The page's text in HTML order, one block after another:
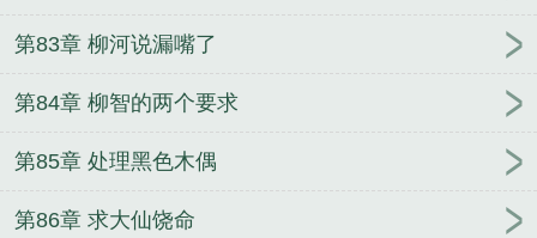
第83章 柳河说漏嘴了
第84章 柳智的两个要求
第85章 处理黑色木偶
第86章 求大仙饶命